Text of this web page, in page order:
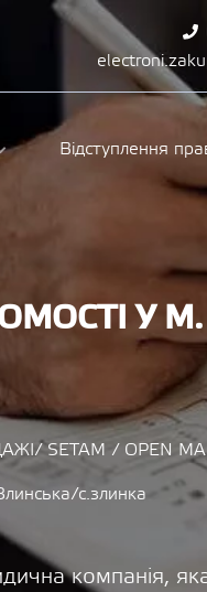
Відступлення
У
SETAM / OPEN
с.злинка
компанія,